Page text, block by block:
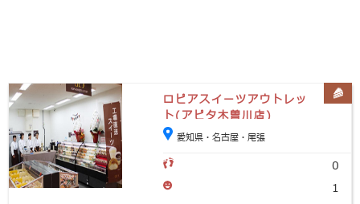
ロピアスイーツアウトレッ
ト(アピタ木曽川店)
愛知県・名古屋・尾張
0
1